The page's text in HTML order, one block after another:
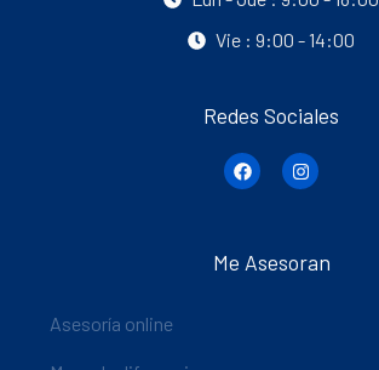
Vie : 9:00 - 14:00
Redes Sociales
Me Asesoran
Asesoría online